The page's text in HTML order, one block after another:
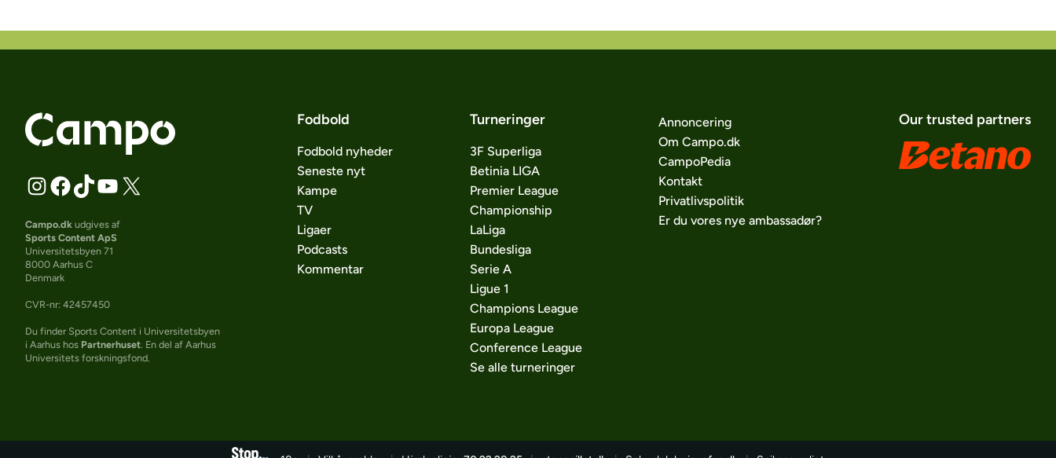
Campo.dk udgives af
Sports Content ApS
Universitetsbyen 71
8000 Aarhus C
Denmark
CVR-nr: 42457450
Du finder Sports Content i Universitetsbyen
i Aarhus hos Partnerhuset . En del af Aarhus
Universitets forskningsfond.
Fodbold
Fodbold nyheder
Seneste nyt
Kampe
TV
Ligaer
Podcasts
Kommentar
Turneringer
3F Superliga
Betinia LIGA
Premier League
Championship
LaLiga
Bundesliga
Serie A
Ligue 1
Champions League
Europa League
Conference League
Se alle turneringer
Annoncering
Om Campo.dk
CampoPedia
Kontakt
Privatlivspolitik
Er du vores nye ambassadør?
Our trusted partners